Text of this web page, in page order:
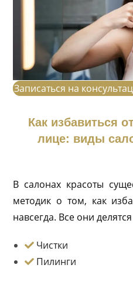
Записаться на
Как избавиться
лице: виды
В салонах красоты
методик о том, как
навсегда. Все они
Чистки
Пилинги